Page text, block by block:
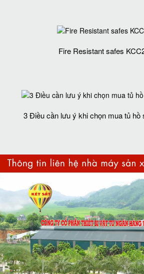
Fire Resistant safes
3 Điều cần lưu ý khi chọn mua tủ hồ